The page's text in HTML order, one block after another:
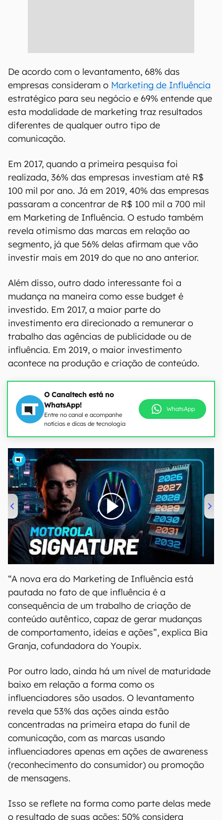
De acordo com o levantamento, 68% das
empresas consideram o Marketing de Influência
estratégico para seu negócio e 69% entende que
esta modalidade de marketing traz resultados
diferentes de qualquer outro tipo de
comunicação.
Em 2017, quando a primeira pesquisa foi
realizada, 36% das empresas investiam até R$
100 mil por ano. Já em 2019, 40% das empresas
passaram a concentrar de R$ 100 mil a 700 mil
em Marketing de Influência. O estudo também
revela otimismo das marcas em relação ao
segmento, já que 56% delas afirmam que vão
investir mais em 2019 do que no ano anterior.
Além disso, outro dado interessante foi a
mudança na maneira como esse budget é
investido. Em 2017, a maior parte do
investimento era direcionado a remunerar o
trabalho das agências de publicidade ou de
influência. Em 2019, o maior investimento
acontece na produção e criação de conteúdo.
O Canaltech está no
WhatsApp!
Entre no canal e acompanhe
notícias e dicas de tecnologia
WhatsApp
00:00/20:46
“A nova era do Marketing de Influência está
pautada no fato de que influência é a
consequência de um trabalho de criação de
conteúdo autêntico, capaz de gerar mudanças
de comportamento, ideias e ações”, explica Bia
Granja, cofundadora do Youpix.
Por outro lado, ainda há um nível de maturidade
baixo em relação a forma como os
influenciadores são usados. O levantamento
revela que 53% das ações ainda estão
concentradas na primeira etapa do funil de
comunicação, com as marcas usando
influenciadores apenas em ações de awareness
(reconhecimento do consumidor) ou promoção
de mensagens.
Isso se reflete na forma como parte delas mede
o resultado de suas ações: 50% considera